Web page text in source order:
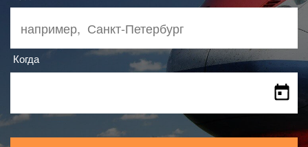
Когда